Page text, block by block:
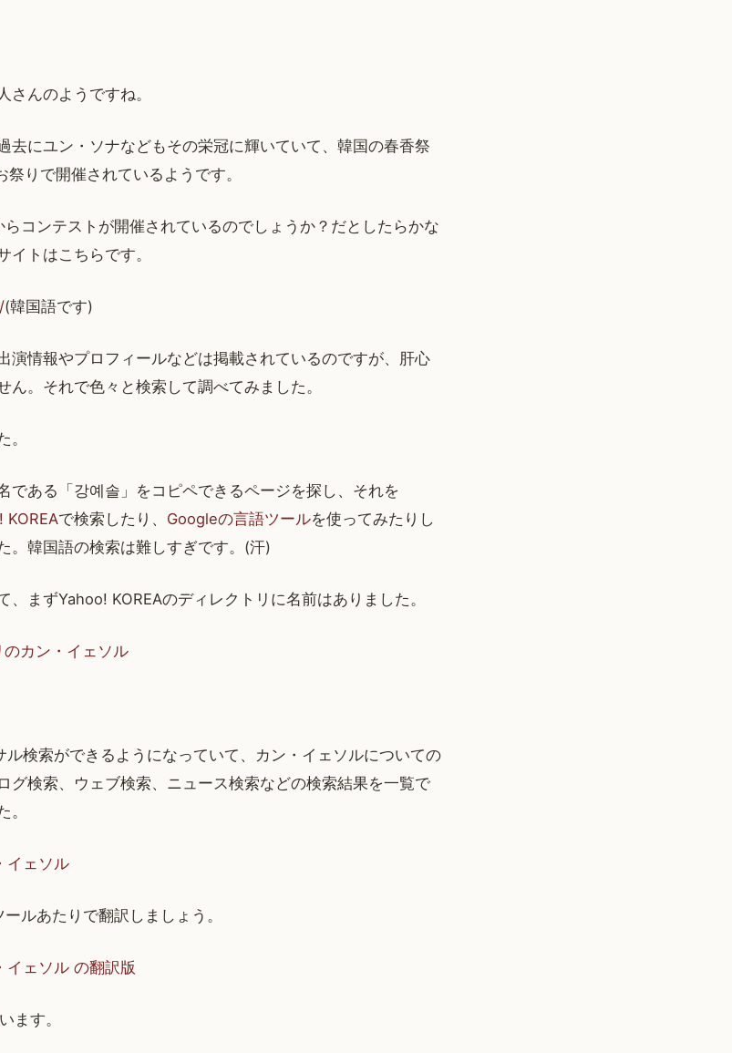
さんのようですね。
去にユン・ソナなどもその栄冠に輝いていて、韓国の春香祭
りで開催されているようです。
コンテストが開催されているのでしょうか？だとしたらかな
イトはこちらです。
(韓国語です)
演情報やプロフィールなどは掲載されているのですが、肝心
ん。それで色々と検索して調べてみました。
。
である「강예솔」をコピペできるページを探し、それを
KOREAで検索したり、 Googleの言語ツールを使ってみたりし
。韓国語の検索は難しすぎです。(汗)
まずYahoo! KOREAのディレクトリに名前はありました。
のカン・イェソル
ル検索ができるようになっていて、カン・イェソルについての
グ検索、ウェブ検索、ニュース検索などの検索結果を一覧で
。
イェソル
ルあたりで翻訳しましょう。
イェソル の翻訳版
ます。